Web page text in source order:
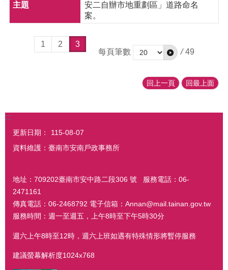
安二自辦市地重劃區」道路命名
案。
1 2
3
每頁筆數
/ 49
回上一頁 回最上面
:::
更新日期：
115-08-07
資料維護：臺南市安南戶政事務所
地址：709202臺南市安中路二段306 號 服務電話：06-
2471161
傳真電話：06-2468792 電子信箱：Annan@mail.tainan.gov.tw
服務時間：週一至週五，上午8時至下午5時30分
週六上午8時至12時，週六上班如遇有特殊情形將暫停服務
建議螢幕解析度1024x768